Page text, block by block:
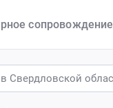
сопровождение